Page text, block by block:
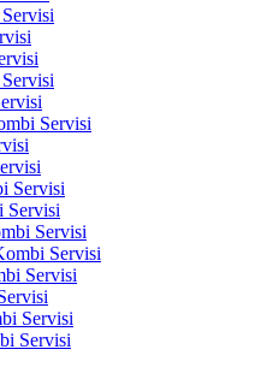
Servisi
Servisi
Servisi
Servisi
Servisi
Servisi
Servisi
Servisi